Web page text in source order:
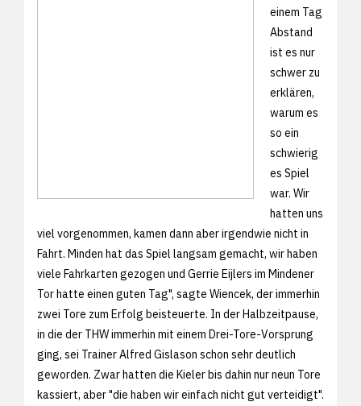
einem Tag
Abstand
ist es nur
schwer zu
erklären,
warum es
so ein
schwierig
es Spiel
war. Wir
hatten uns
viel vorgenommen, kamen dann aber irgendwie nicht in
Fahrt. Minden hat das Spiel langsam gemacht, wir haben
viele Fahrkarten gezogen und Gerrie Eijlers im Mindener
Tor hatte einen guten Tag", sagte Wiencek, der immerhin
zwei Tore zum Erfolg beisteuerte. In der Halbzeitpause,
in die der THW immerhin mit einem Drei-Tore-Vorsprung
ging, sei Trainer Alfred Gislason schon sehr deutlich
geworden. Zwar hatten die Kieler bis dahin nur neun Tore
kassiert, aber "die haben wir einfach nicht gut verteidigt".